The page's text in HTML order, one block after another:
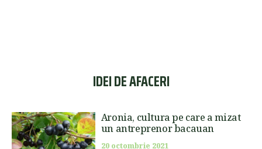
IDEI DE AFACERI
Aronia, cultura pe care a mizat
un antreprenor bacauan
20 octombrie 2021